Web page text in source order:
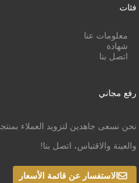
فئات
معلومات عنا
شهادة
اتصل بنا
رفع مجاني
نحن نسعى جاهدين لتزويد العملاء
والعينة والاقتباس، اتصل بنا!
الاستفسار عن قائمة الأسعار